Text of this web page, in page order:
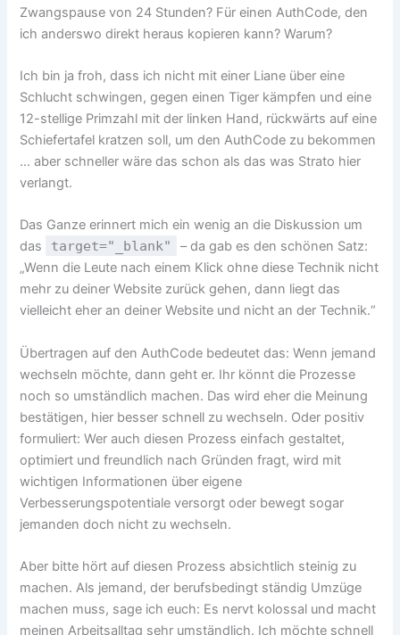
Zwangspause von 24 Stunden? Für einen AuthCode, den
ich anderswo direkt heraus kopieren kann? Warum?
Ich bin ja froh, dass ich nicht mit einer Liane über eine
Schlucht schwingen, gegen einen Tiger kämpfen und eine
12-stellige Primzahl mit der linken Hand, rückwärts auf eine
Schiefertafel kratzen soll, um den AuthCode zu bekommen
… aber schneller wäre das schon als das was Strato hier
verlangt.
Das Ganze erinnert mich ein wenig an die Diskussion um
das
target="_blank"
– da gab es den schönen Satz:
„Wenn die Leute nach einem Klick ohne diese Technik nicht
mehr zu deiner Website zurück gehen, dann liegt das
vielleicht eher an deiner Website und nicht an der Technik.“
Übertragen auf den AuthCode bedeutet das: Wenn jemand
wechseln möchte, dann geht er. Ihr könnt die Prozesse
noch so umständlich machen. Das wird eher die Meinung
bestätigen, hier besser schnell zu wechseln. Oder positiv
formuliert: Wer auch diesen Prozess einfach gestaltet,
optimiert und freundlich nach Gründen fragt, wird mit
wichtigen Informationen über eigene
Verbesserungspotentiale versorgt oder bewegt sogar
jemanden doch nicht zu wechseln.
Aber bitte hört auf diesen Prozess absichtlich steinig zu
machen. Als jemand, der berufsbedingt ständig Umzüge
machen muss, sage ich euch: Es nervt kolossal und macht
meinen Arbeitsalltag sehr umständlich. Ich möchte schnell